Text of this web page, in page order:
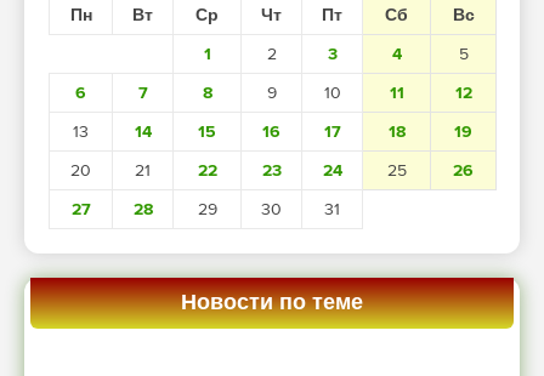
Пн
Вт Ср Чт Пт Сб
Вс
1
2 3 4
5
6
7 8 9 10 11
12
13
14 15 16 17 18
19
20
21 22 23 24 25
26
27
28 29 30 31
Новости по теме